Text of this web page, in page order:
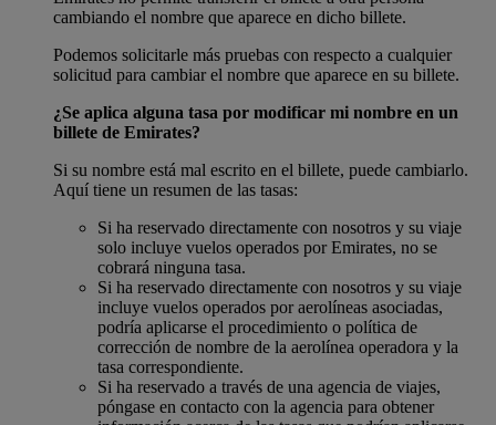
cambiando el nombre que aparece en dicho billete.
Podemos solicitarle más pruebas con respecto a cualquier
solicitud para cambiar el nombre que aparece en su billete.
¿Se aplica alguna tasa por modificar mi nombre en un
billete de Emirates?
Si su nombre está mal escrito en el billete, puede cambiarlo.
Aquí tiene un resumen de las tasas:
Si ha reservado directamente con nosotros y su viaje
solo incluye vuelos operados por Emirates, no se
cobrará ninguna tasa.
Si ha reservado directamente con nosotros y su viaje
incluye vuelos operados por aerolíneas asociadas,
podría aplicarse el procedimiento o política de
corrección de nombre de la aerolínea operadora y la
tasa correspondiente.
Si ha reservado a través de una agencia de viajes,
póngase en contacto con la agencia para obtener